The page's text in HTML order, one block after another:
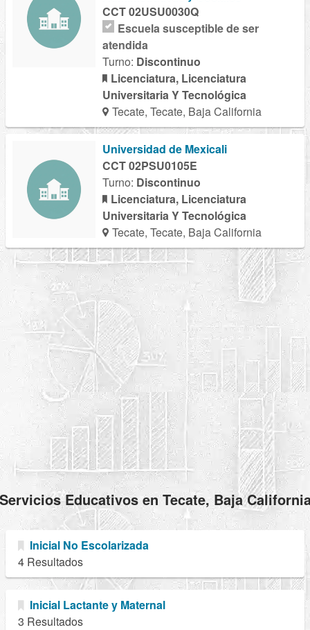
CCT 02USU0030Q
Escuela susceptible de ser
atendida
Turno: Discontinuo
Licenciatura, Licenciatura
Universitaria Y Tecnológica
Tecate, Tecate, Baja California
Universidad de Mexicali
CCT 02PSU0105E
Turno: Discontinuo
Licenciatura, Licenciatura
Universitaria Y Tecnológica
Tecate, Tecate, Baja California
Educativos en Tecate, Baja
Inicial No Escolarizada
4 Resultados
Inicial Lactante y Maternal
3 Resultados